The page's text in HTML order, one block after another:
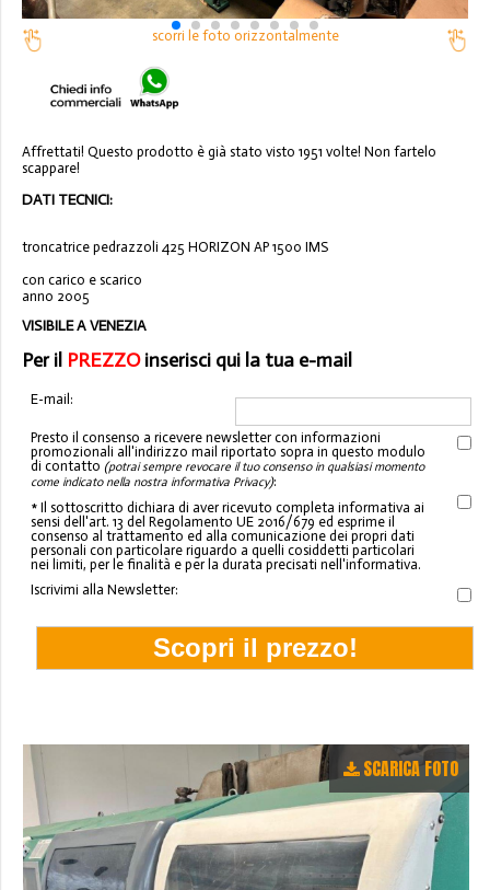
scorri le foto orizzontalmente
Affrettati! Questo prodotto è già stato visto 1951 volte! Non fartelo
scappare!
DATI TECNICI:
troncatrice pedrazzoli 425 HORIZON AP 1500 IMS
con carico e scarico
anno 2005
VISIBILE A VENEZIA
Per il PREZZOinserisci qui la tua e-mail
E-mail:
Presto il consenso a ricevere newsletter con informazioni
promozionali all'indirizzo mail riportato sopra in questo modulo
di contatto (potrai sempre revocare il tuo consenso in qualsiasi momento
come indicato nella nostra informativa Privacy):
* Il sottoscritto dichiara di aver ricevuto completa informativa ai
sensi dell'art. 13 del Regolamento UE 2016/679 ed esprime il
consenso al trattamento ed alla comunicazione dei propri dati
personali con particolare riguardo a quelli cosiddetti particolari
nei limiti, per le finalità e per la durata precisati nell'informativa.
Iscrivimi alla Newsletter:
SCARICA FOTO